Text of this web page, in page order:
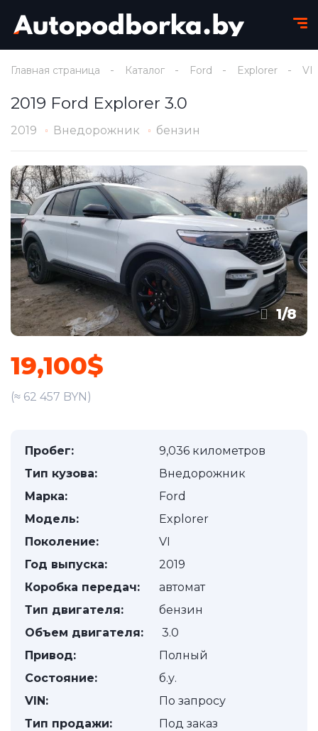
Главная страница Каталог Ford Explorer VI
2019 Ford Explorer 3.0
2019 Внедорожник бензин
1/8
19,100$
(≈ 62 457 BYN)
Пробег:
9,036 километров
Тип кузова:
Внедорожник
Марка:
Ford
Модель:
Explorer
Поколение:
VI
Год выпуска:
2019
Коробка передач:
автомат
Тип двигателя:
бензин
Объем двигателя:
3.0
Привод:
Полный
Состояние:
б.у.
VIN:
По запросу
Тип продажи:
Под заказ